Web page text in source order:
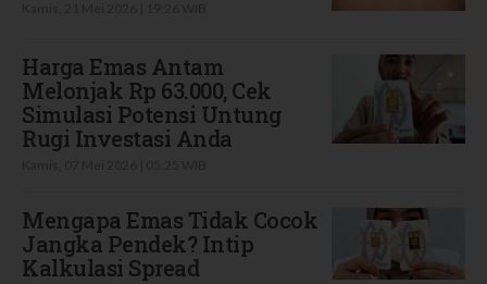
Harga Emas Antam
Melonjak Rp 63.000, Cek
Simulasi Potensi Untung
Rugi Investasi Anda
Mengapa Emas Tidak Cocok
Jangka Pendek? Intip
Kalkulasi Spread